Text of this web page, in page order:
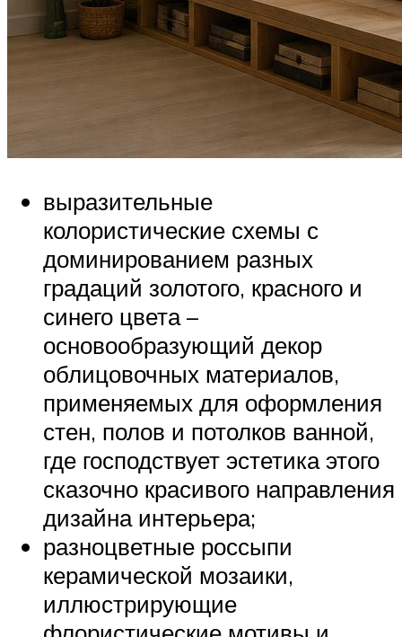
выразительные
колористические схемы с
доминированием разных
градаций золотого, красного и
синего цвета –
основообразующий декор
облицовочных материалов,
применяемых для оформления
стен, полов и потолков ванной,
где господствует эстетика этого
сказочно красивого направления
дизайна интерьера;
разноцветные россыпи
керамической мозаики,
иллюстрирующие